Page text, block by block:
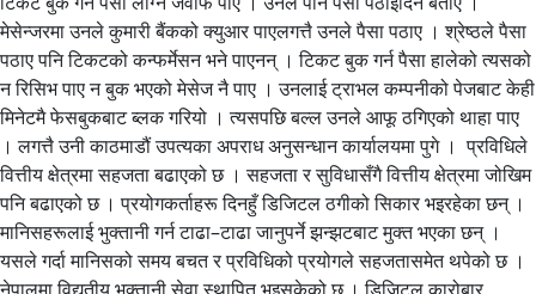
मेसेन्जरमा उनले कुमारी बैंकको क्युआर पाएलगत्तै उनले पैसा पठाए । श्रेष्ठले पैसा
पठाए पनि टिकटको कन्फर्मेसन भने पाएनन् । टिकट बुक गर्न पैसा हालेको त्यसको
न रिसिभ पाए न बुक भएको मेसेज नै पाए । उनलाई ट्राभल कम्पनीको पेजबाट केही
मिनेटमै फेसबुकबाट ब्लक गरियो । त्यसपछि बल्ल उनले आफू ठगिएको थाहा पाए
। लगत्तै उनी काठमाडौं उपत्यका अपराध अनुसन्धान कार्यालयमा पुगे । प्रविधिले
वित्तीय क्षेत्रमा सहजता बढाएको छ । सहजता र सुविधासँगै वित्तीय क्षेत्रमा जोखिम
पनि बढाएको छ । प्रयोगकर्ताहरू दिनहुँ डिजिटल ठगीको सिकार भइरहेका छन् ।
मानिसहरूलाई भुक्तानी गर्न टाढा–टाढा जानुपर्ने झन्झटबाट मुक्त भएका छन् ।
यसले गर्दा मानिसको समय बचत र प्रविधिको प्रयोगले सहजतासमेत थपेको छ ।